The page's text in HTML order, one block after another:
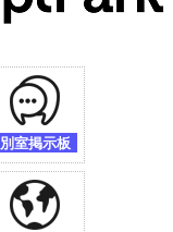
別室掲示板